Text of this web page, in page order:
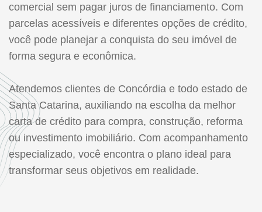
comercial sem pagar juros de financiamento. Com
parcelas acessíveis e diferentes opções de crédito,
você pode planejar a conquista do seu imóvel de
forma segura e econômica.
Atendemos clientes de Concórdia e todo estado de
Santa Catarina, auxiliando na escolha da melhor
carta de crédito para compra, construção, reforma
ou investimento imobiliário. Com acompanhamento
especializado, você encontra o plano ideal para
transformar seus objetivos em realidade.